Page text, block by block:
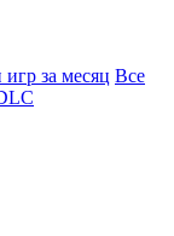
игр за месяц Все